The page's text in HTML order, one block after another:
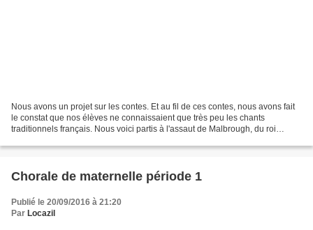
Nous avons un projet sur les contes. Et au fil de ces contes, nous avons fait
le constat que nos élèves ne connaissaient que très peu les chants
traditionnels français. Nous voici partis à l'assaut de Malbrough, du roi
Chorale de maternelle période 1
Publié le 20/09/2016 à 21:20
Par Locazil